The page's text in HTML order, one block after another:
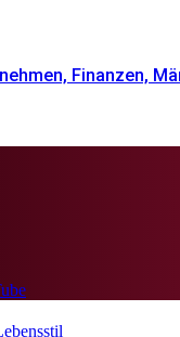
Finanzen,